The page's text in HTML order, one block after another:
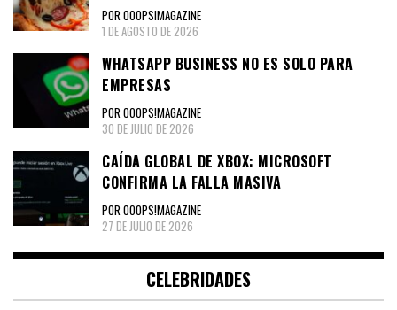
POR OOOPS!MAGAZINE
1 DE AGOSTO DE 2026
WHATSAPP BUSINESS NO ES SOLO PARA
EMPRESAS
POR OOOPS!MAGAZINE
30 DE JULIO DE 2026
CAÍDA GLOBAL DE XBOX: MICROSOFT
CONFIRMA LA FALLA MASIVA
POR OOOPS!MAGAZINE
27 DE JULIO DE 2026
CELEBRIDADES